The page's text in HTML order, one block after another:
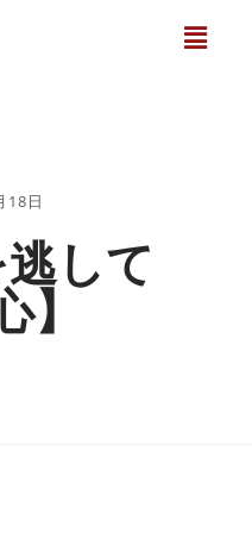
18日
逃して
】